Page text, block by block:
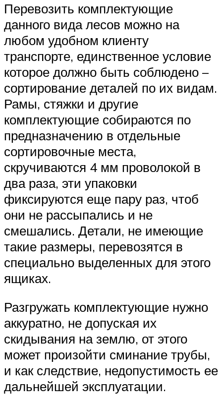
Перевозить комплектующие
данного вида лесов можно на
любом удобном клиенту
транспорте, единственное условие
которое должно быть соблюдено –
сортирование деталей по их видам.
Рамы, стяжки и другие
комплектующие собираются по
предназначению в отдельные
сортировочные места,
скручиваются 4 мм проволокой в
два раза, эти упаковки
фиксируются еще пару раз, чтоб
они не рассыпались и не
смешались. Детали, не имеющие
такие размеры, перевозятся в
специально выделенных для этого
ящиках.
Разгружать комплектующие нужно
аккуратно, не допуская их
скидывания на землю, от этого
может произойти сминание трубы,
и как следствие, недопустимость ее
дальнейшей эксплуатации.